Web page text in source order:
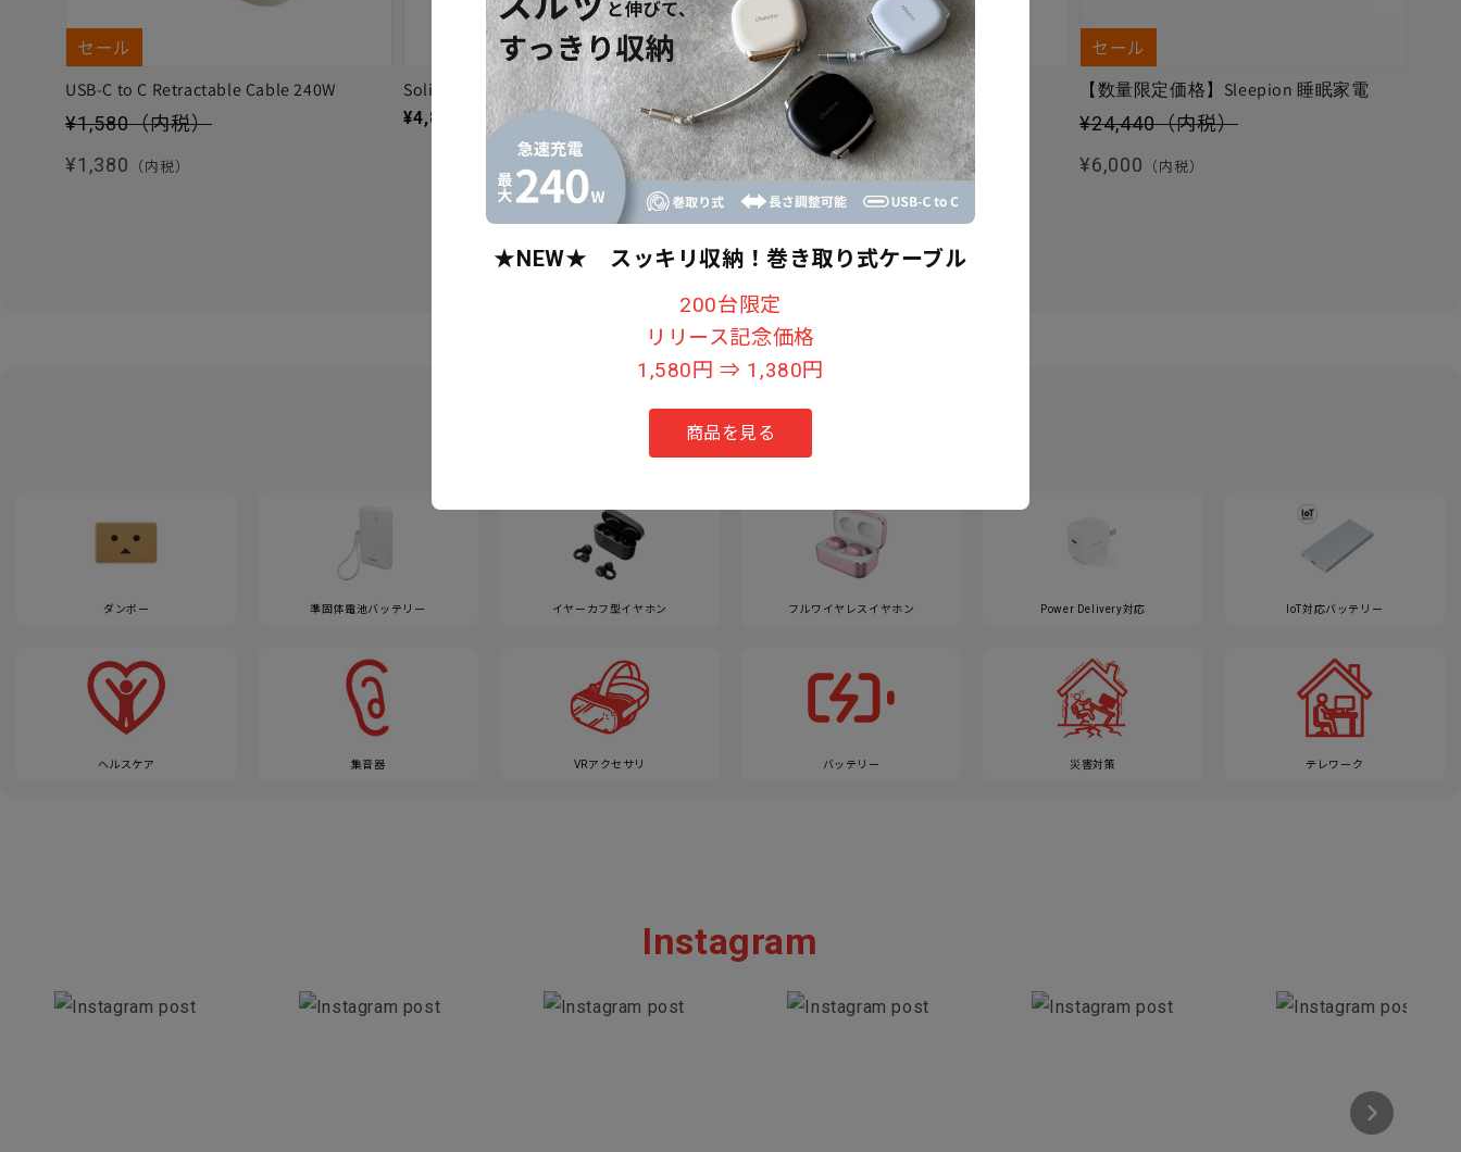
セール
USB-C to C Retractable Cable 240W
セール価格
¥1,580（内税）
通常価格
¥1,380 （内税）
Solitta 10000mAh 準固体電池
通常価格
¥4,880 （内税）
セール
Solido 10000mAh 準固体電池
セール価格
¥4,980 （内税）
通常価格
¥3,480（内税）
セール
【数量限定価格】Sleepion 睡眠家電
セール価格
¥24,440（内税）
通常価格
¥6,000 （内税）
すべて見る
カテゴリー
ダンボー 準固体電池バッテリー イヤーカフ型イヤホン フルワイヤレスイヤホン Power Delivery対応 IoT対応バッテリー
ヘルスケア 集音器 VRアクセサリ バッテリー 災害対策 テレワーク
Instagram
Section description
★NEW★ スッキリ収納！巻き取り式ケーブル
200台限定
リリース記念価格
1,580円 ⇒ 1,380円
商品を見る